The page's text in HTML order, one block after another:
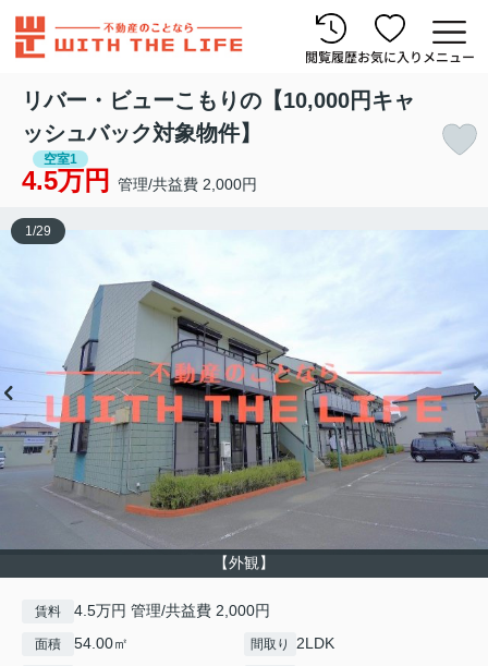
閲覧履歴お気に入り メニュー
リバー・ビューこもりの【10,000円キャ
ッシュバック対象物件】
空室1
4.5万円 管理/共益費 2,000円
【外観】
1/29
賃料 4.5万円 管理/共益費 2,000円
面積 54.00㎡ 間取り 2LDK